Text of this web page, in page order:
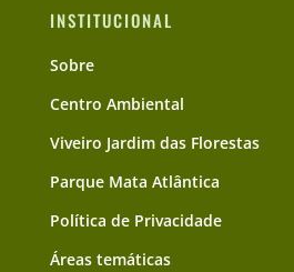
INSTITUCIONAL
Sobre
Centro Ambiental
Viveiro Jardim das Florestas
Parque Mata Atlântica
Política de Privacidade
Áreas temáticas